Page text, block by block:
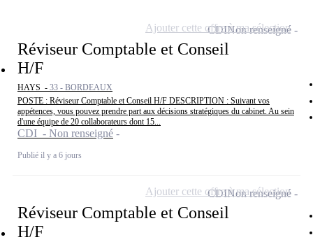
Réviseur Comptable et Conseil
H/F
HAYS - 33 - BORDEAUX
POSTE : Réviseur Comptable et Conseil H/F DESCRIPTION : Suivant vos
appétences, vous pouvez prendre part aux décisions stratégiques du cabinet. Au sein
d'une équipe de 20 collaborateurs dont 15...
CDI - Non renseigné
Publié il y a 6 jours
CDINon renseigné
Ajouter cette offre à ma sélection
Réviseur Comptable et Conseil
H/F
CDINon renseigné
Ajouter cette offre à ma sélection